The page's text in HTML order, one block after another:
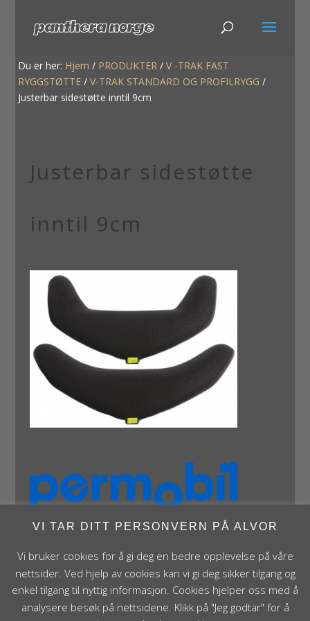
Du er her: Hjem / PRODUKTER /V -TRAK FAST
RYGGSTØTTE /V-TRAK STANDARD OG PROFILRYGG /
Justerbar sidestøtte inntil 9cm
Justerbar sidestøtte
inntil 9cm
Panthera Norge AS • Røykenveien 142A • NO - 1386
VI TAR DITT PERSONVERN PÅ ALVOR
Vi bruker cookies for å gi deg en bedre opplevelse på våre
nettsider. Ved hjelp av cookies kan vi gi deg sikker tilgang og
enkel tilgang til nyttig informasjon. Cookies hjelper oss med å
analysere besøk på nettsidene. Klikk på "Jeg godtar" for å